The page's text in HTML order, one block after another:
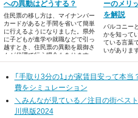
への異動はどうする？
住民票の移し方は、マイナンバー
カードがあると手間を省いて簡単
に行えるようになりました。県外
に子どもが進学や就職などで引っ
越すとき、住民票の異動を親御さ
んが代理で行う場合もあります。
ーのメリ
を解説
バルコニー
かを知って
ている言葉
いがありま
ついてもお
「手取り3分の1」が家賃目安って本
費をシミュレーション
＼みんなが見ている／注目の街ベス
川県版2024